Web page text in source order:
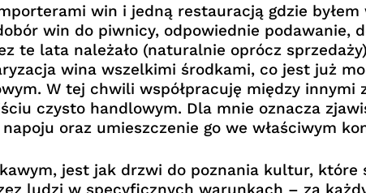
win i jedną restauracją gdzie
win do piwnicy, odpowiednie podawanie,
te lata należało (naturalnie oprócz
wina wszelkimi środkami, co jest już
W tej chwili współpracuję między
czysto handlowym. Dla mnie oznacza
oraz umieszczenie go we właściwym
jest jak drzwi do poznania kultur, które